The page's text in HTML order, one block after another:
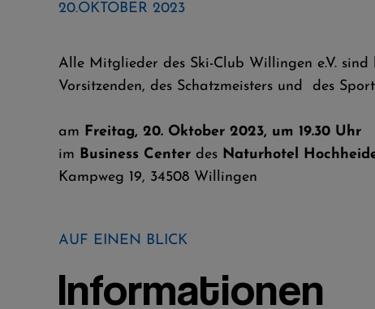
20.OKTOBER 2023
Alle Mitglieder des Ski-Club Willingen e.V.
Vorsitzenden, des Schatzmeisters und des
am Freitag, 20. Oktober 2023, um 19.30 Uhr
im Business Center des Naturhotel
Kampweg 19, 34508 Willingen
AUF EINEN BLICK
Informationen